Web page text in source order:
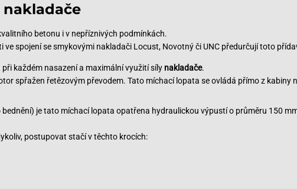
betonu i v nepříznivých podmínkách.
spojení se smykovými nakladači Locust, Novotný či UNC předurčují toto
každém nasazení a maximální využití síly nakladače.
spřažen řetězovým převodem. Tato míchací lopata se ovládá přímo z kabiny
z rozrywki na wysokich stawkach, ale teraz operatorzy tych popularnych
są kupowane przez kasyna w całym kraju, aby pomóc im w
kasyn uważa, że długoterminowe oszczędności, jakie uzyskują
i łatwo zakończyć wszelkie niezbędne prace budowlane, ale mogą również
mieszania betonu na miejscu eliminuje potencjalne opóźnienia
je tato míchací lopata opatřena hydraulickou výpustí o průměru 150
postupovat stačí v těchto krocích: